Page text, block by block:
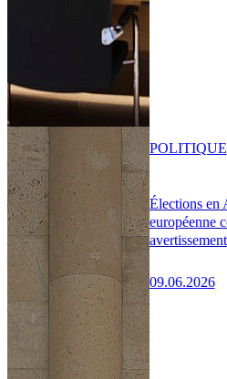
Élections en
européenne
09.06.2026
POLITIQUE